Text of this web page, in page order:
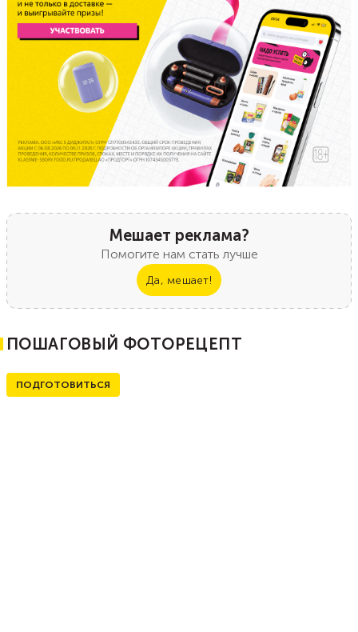
Мешает реклама?
Помогите нам стать лучше
Да, мешает!
ПОШАГОВЫЙ ФОТОРЕЦЕПТ
ПОДГОТОВИТЬСЯ